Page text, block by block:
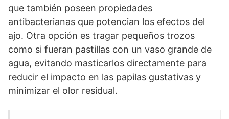
que también poseen propiedades
antibacterianas que potencian los efectos del
ajo. Otra opción es tragar pequeños trozos
como si fueran pastillas con un vaso grande de
agua, evitando masticarlos directamente para
reducir el impacto en las papilas gustativas y
minimizar el olor residual.